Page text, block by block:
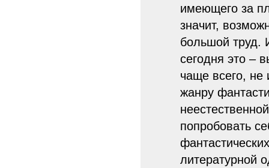
имеющего за
значит,
большой труд.
сегодня это –
чаще всего, не
жанру
попробовать
литературной